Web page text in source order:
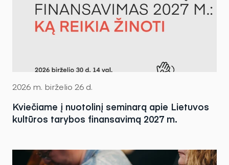
2026 m. birželio 26 d.
Kviečiame į nuotolinį seminarą apie Lietuvos
kultūros tarybos finansavimą 2027 m.